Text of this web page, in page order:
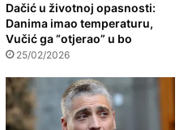
Dačić u životnoj opasnosti:
Danima imao temperaturu,
Vučić ga “otjerao” u bo
25/02/2026